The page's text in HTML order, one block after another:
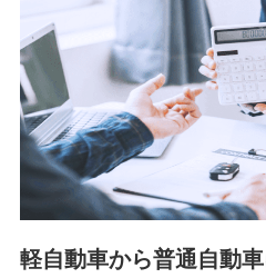
■少額短期保険
株式会社アシロ少額短期保
SBIいきいき少額短期保険
sedai.com/)
SBIペット少額短期保険株式
ssi.co.jp/)
SBIリスタ少額短期保険会社
(https://www.jishin.co.jp/)
スマートプラス少額短期保
チューリッヒ少額短期保険
軽自動車から普通自動